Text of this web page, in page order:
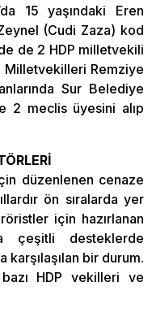
15 yaşındaki Eren
(Cudi Zaza) kod
de 2 HDP milletvekili
Milletvekilleri Remziye
Sur Belediye
2 meclis üyesini alıp
düzenlenen cenaze
ön sıralarda yer
için hazırlanan
çeşitli desteklerde
karşılaşılan bir durum.
HDP vekilleri ve